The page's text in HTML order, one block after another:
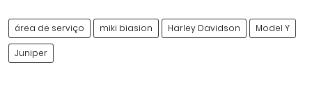
área de serviço miki biasion Harley Davidson Model Y
Juniper